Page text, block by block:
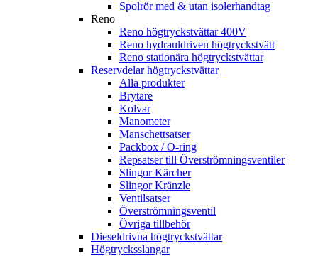
Spolrör med & utan isolerhandtag
Reno
Reno högtryckstvättar 400V
Reno hydrauldriven högtryckstvätt
Reno stationära högtryckstvättar
Reservdelar högtryckstvättar
Alla produkter
Brytare
Kolvar
Manometer
Manschettsatser
Packbox / O-ring
Repsatser till Överströmningsventiler
Slingor Kärcher
Slingor Kränzle
Ventilsatser
Överströmningsventil
Övriga tillbehör
Dieseldrivna högtryckstvättar
Högtrycksslangar